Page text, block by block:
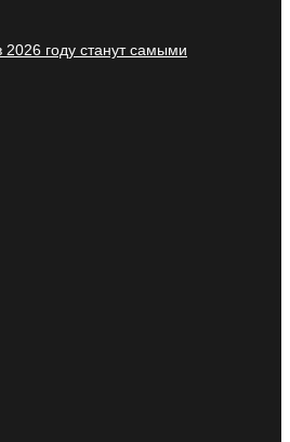
2026 году станут самыми